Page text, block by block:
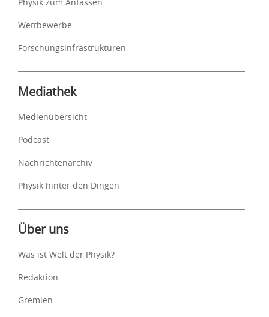
Wettbewerbe
Forschungsinfrastrukturen
Mediathek
Medienübersicht
Podcast
Nachrichtenarchiv
Physik hinter den Dingen
Über uns
Was ist Welt der Physik?
Redaktion
Gremien